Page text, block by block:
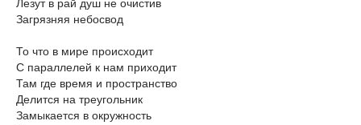
Лезут в рай душ не очистив
Загрязняя небосвод
То что в мире происходит
С параллелей к нам приходит
Там где время и пространство
Делится на треугольник
Замыкается в окружность